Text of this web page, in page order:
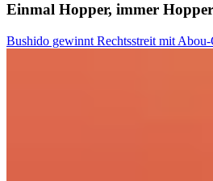
Einmal Hopper, immer
Bushido gewinnt Rechtsstreit mit